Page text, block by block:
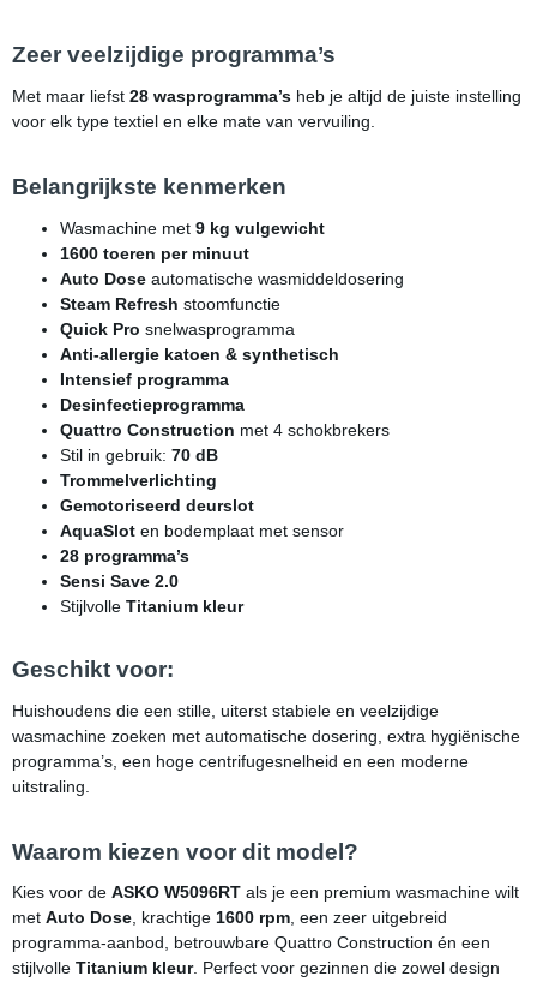
Zeer veelzijdige programma’s
Met maar liefst 28 wasprogramma’s heb je altijd de juiste instelling
voor elk type textiel en elke mate van vervuiling.
Belangrijkste kenmerken
Wasmachine met 9 kg vulgewicht
1600 toeren per minuut
Auto Dose automatische wasmiddeldosering
Steam Refresh stoomfunctie
Quick Pro snelwasprogramma
Anti-allergie katoen & synthetisch
Intensief programma
Desinfectieprogramma
Quattro Construction met 4 schokbrekers
Stil in gebruik: 70 dB
Trommelverlichting
Gemotoriseerd deurslot
AquaSlot en bodemplaat met sensor
28 programma’s
Sensi Save 2.0
Stijlvolle Titanium kleur
Geschikt voor:
Huishoudens die een stille, uiterst stabiele en veelzijdige
wasmachine zoeken met automatische dosering, extra hygiënische
programma’s, een hoge centrifugesnelheid en een moderne
uitstraling.
Waarom kiezen voor dit model?
Kies voor de ASKO W5096RT als je een premium wasmachine wilt
met Auto Dose, krachtige 1600 rpm, een zeer uitgebreid
programma-aanbod, betrouwbare Quattro Construction én een
stijlvolle Titanium kleur. Perfect voor gezinnen die zowel design